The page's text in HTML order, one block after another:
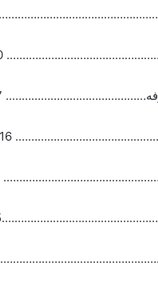
20 ملم
17 ملم
16 ملم
16 ملم
ملم
15 ملم